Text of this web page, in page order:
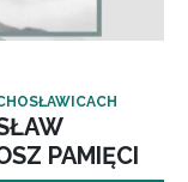
PAMIĘCI